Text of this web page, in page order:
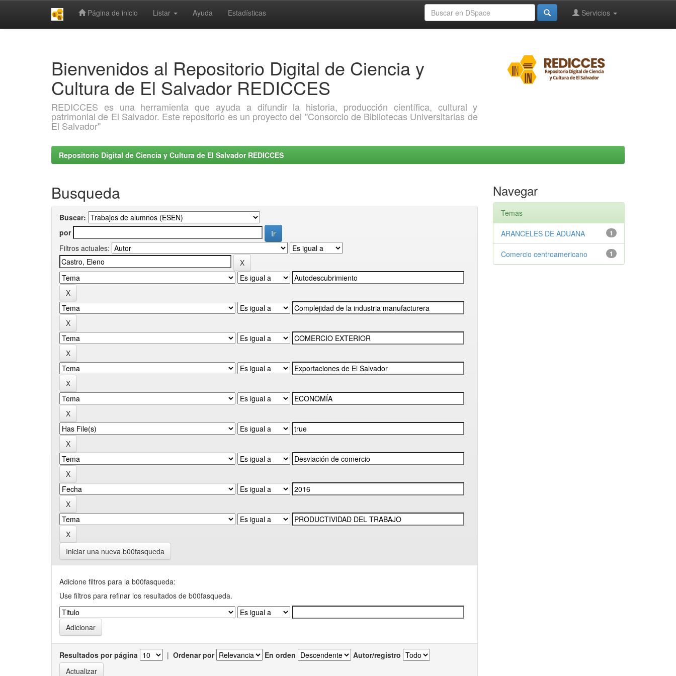
Página de inicio Listar Ayuda Estadísticas Servicios
Bienvenidos al Repositorio Digital de Ciencia y
Cultura de El Salvador REDICCES
REDICCES es una herramienta que ayuda a difundir la historia, producción científica, cultural y
patrimonial de El Salvador. Este repositorio es un proyecto del "Consorcio de Bibliotecas Universitarias de
El Salvador"
Repositorio Digital de Ciencia y Cultura de El Salvador REDICCES
Busqueda
Buscar:
por
Filtros actuales:
Iniciar una nueva b00fasqueda
Adicione filtros para la b00fasqueda:
Use filtros para refinar los resultados de b00fasqueda.
Resultados por página | Ordenar por En orden Autor/registro
Navegar
Temas
1
ARANCELES DE ADUANA
1
Comercio centroamericano